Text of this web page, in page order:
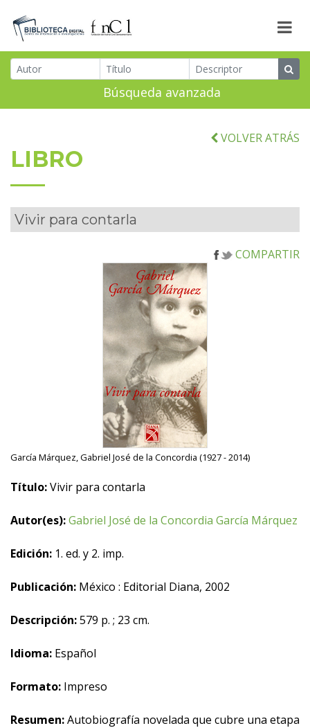
Búsqueda avanzada
VOLVER ATRÁS
LIBRO
Vivir para contarla
COMPARTIR
García Márquez, Gabriel José de la Concordia (1927 - 2014)
Título:Vivir para contarla
Autor(es):Gabriel José de la Concordia García Márquez
Edición: 1. ed. y 2. imp.
Publicación: México : Editorial Diana, 2002
Descripción:579 p. ; 23 cm.
Idioma: Español
Formato: Impreso
Resumen:Autobiografía novelada que cubre una etapa